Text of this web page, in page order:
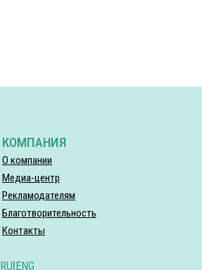
КОМПАНИЯ
О компании
Медиа-центр
Рекламодателям
Благотворительность
Контакты
RU|ENG